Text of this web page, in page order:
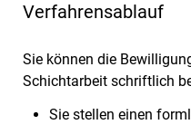
Verfahrensablauf
Sie können die
Schichtarbeit schriftlich
Sie stellen einen